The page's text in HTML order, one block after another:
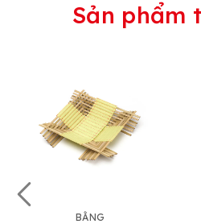
Sản phẩm
BẰNG